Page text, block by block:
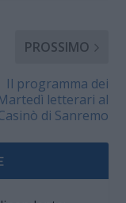
PROSSIMO
Il programma dei
letterari al
di Sanremo